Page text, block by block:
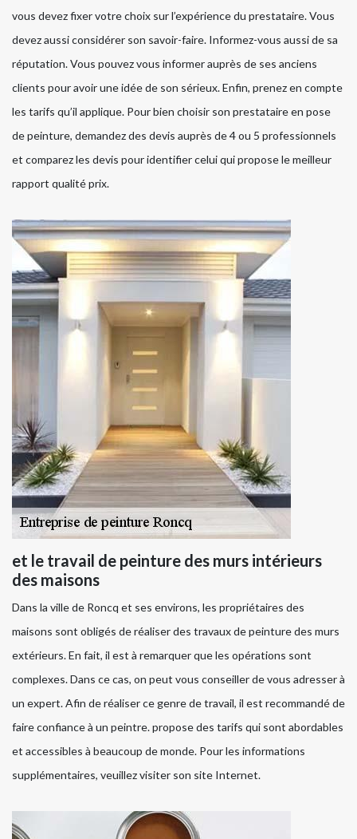
vous devez fixer votre choix sur l’expérience du prestataire. Vous
devez aussi considérer son savoir-faire. Informez-vous aussi de sa
réputation. Vous pouvez vous informer auprès de ses anciens
clients pour avoir une idée de son sérieux. Enfin, prenez en compte
les tarifs qu’il applique. Pour bien choisir son prestataire en pose
de peinture, demandez des devis auprès de 4 ou 5 professionnels
et comparez les devis pour identifier celui qui propose le meilleur
rapport qualité prix.
et le travail de peinture des murs intérieurs
des maisons
Dans la ville de Roncq et ses environs, les propriétaires des
maisons sont obligés de réaliser des travaux de peinture des murs
extérieurs. En fait, il est à remarquer que les opérations sont
complexes. Dans ce cas, on peut vous conseiller de vous adresser à
un expert. Afin de réaliser ce genre de travail, il est recommandé de
faire confiance à un peintre. propose des tarifs qui sont abordables
et accessibles à beaucoup de monde. Pour les informations
supplémentaires, veuillez visiter son site Internet.